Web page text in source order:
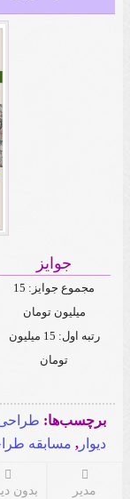
جوایز
مجموع جوایز: 15
میلیون تومان
رتبه اول: 15 میلیون
تومان
برچسب‌ها: طراحی
دیوار , مسابقه
مدیر بدون